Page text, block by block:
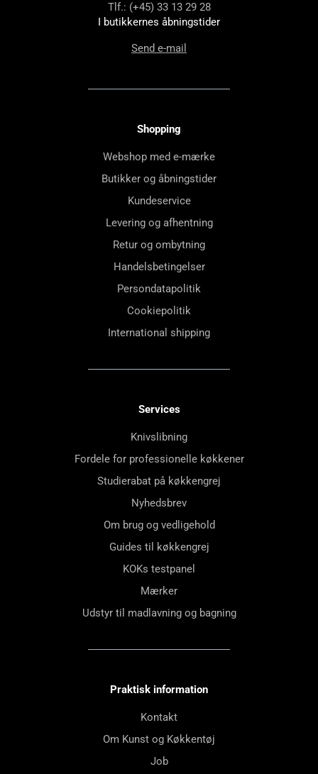
Tlf.: (+45) 33 13 29 28
I butikkernes åbningstider
Send e-mail
Shopping
Webshop med e-mærke
Butikker og åbningstider
Kundeservice
Levering og afhentning
Retur og ombytning
Handelsbetingelser
Persondatapolitik
Cookiepolitik
International shipping
Services
Knivslibning
Fordele for professionelle køkkener
Studierabat på køkkengrej
Nyhedsbrev
Om brug og vedligehold
Guides til køkkengrej
KOKs testpanel
Mærker
Udstyr til madlavning og bagning
Praktisk information
Kontakt
Om Kunst og Køkkentøj
Job